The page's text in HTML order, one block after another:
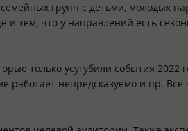
групп с детьми, молодых
и тем, что у направлений есть
только усугубили события 2022
работает непредсказуемо и пр. Все